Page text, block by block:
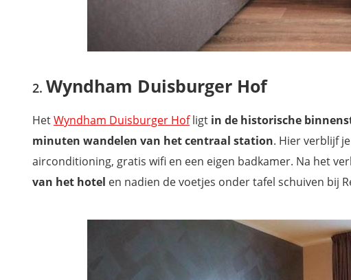
Wyndham Duisburger Hof
HetWyndham Duisburger Hofligt in de historische
minuten wandelen van het centraal station. Hier verblijf
airconditioning, gratis wifi en een eigen badkamer. Na het
van het hotel en nadien de voetjes onder tafel schuiven bij